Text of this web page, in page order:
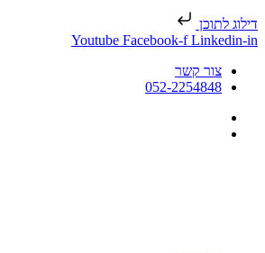
דילוג לתוכן
Youtube Facebook-f Linkedin-in
צור קשר
052-2254848